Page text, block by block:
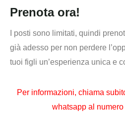
Prenota ora!
I posti sono limitati, quindi
già adesso per non perdere
tuoi figli un’esperienza unica e
Per informazioni, chiama
whatsapp al numero